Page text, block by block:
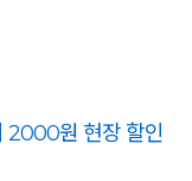
2000원 현장 할인